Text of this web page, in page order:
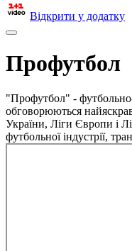
Відкрити у додатку
Профутбол
"Профутбол" - футбольно-
обговорюються
України, Ліги Європи і
футбольної індустрії,